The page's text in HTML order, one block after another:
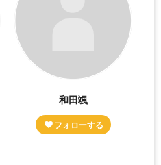
和田颯